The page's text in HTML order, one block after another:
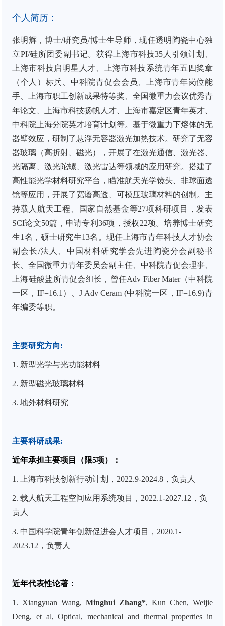
个人简历：
张明辉，博士/研究员/博士生导师，现任透明陶瓷中心独
立PI/硅所团委副书记。获得上海市科技35人引领计划、
上海市科技启明星人才、上海市科技系统青年五四奖章
（个人）标兵、中科院青促会会员、上海市青年岗位能
手、上海市职工创新成果特等奖、全国微重力会议优秀青
年论文、上海市科技扬帆人才、上海市嘉定区青年英才、
中科院上海分院英才培育计划等。基于微重力下熔体的无
器壁效应，研制了悬浮无容器激光加热技术。研究了无容
器玻璃（高折射、磁光），开展了在激光通信、激光器、
光隔离、激光陀螺、激光雷达等领域的应用研究。搭建了
高性能光学材料研究平台，瞄准航天光学镜头、非球面透
镜等应用，开展了宽谱高透、可模压玻璃材料的创制。主
持载人航天工程、国家自然基金等27项科研项目，发表
SCI论文50篇，申请专利36项，授权22项。培养博士研究
生1名，硕士研究生13名。现任上海市青年科技人才协会
副会长/法人、中国材料研究学会先进陶瓷分会副秘书
长、全国微重力青年委员会副主任、中科院青促会理事、
上海硅酸盐所青促会组长，曾任Adv Fiber Mater（中科院
一区，IF=16.1）、J Adv Ceram (中科院一区，IF=16.9)青
年编委等职。
主要研究方向:
1. 新型光学与光功能材料
2. 新型磁光玻璃材料
3. 地外材料研究
主要科研成果:
近年承担主要项目（限5项）：
1. 上海市科技创新行动计划，2022.9-2024.8，负责人
2. 载人航天工程空间应用系统项目，2022.1-2027.12，负
责人
3. 中国科学院青年创新促进会人才项目，2020.1-
2023.12，负责人
近年代表性论著：
1. Xiangyuan Wang, Minghui Zhang*, Kun Chen, Weijie
Deng, et al, Optical, mechanical and thermal properties in